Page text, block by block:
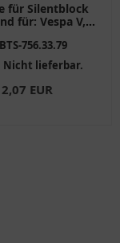
für Silentblock
für: Vespa V,
BTS-756.33.79
Nicht lieferbar.
2,07 EUR